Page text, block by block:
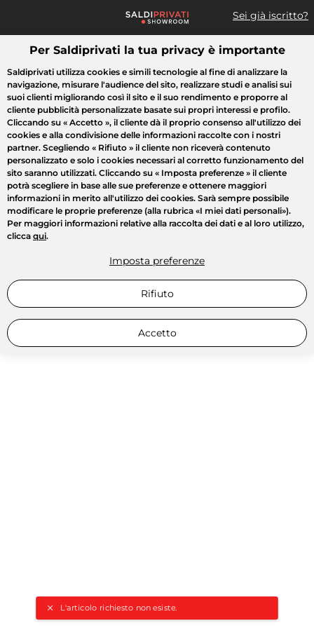
Sei già iscritto?
Cosa cerchi?
L'articolo richiesto non esiste.
Tutte le vendite Moda Casa Bellezza Elettrodomestici
Per Saldiprivati la tua privacy è importante
Saldiprivati utilizza cookies e simili tecnologie al fine di analizzare la
navigazione, misurare l'audience del sito, realizzare studi e analisi sui
suoi clienti migliorando così il sito e il suo rendimento e proporre al
cliente pubblicità personalizzate basate sui propri interessi e profilo.
Cliccando su « Accetto », il cliente dà il proprio consenso all'utilizzo dei
cookies e alla condivisione delle informazioni raccolte con i nostri
partner. Scegliendo « Rifiuto » il cliente non riceverà contenuto
personalizzato e solo i cookies necessari al corretto funzionamento del
sito saranno utilizzati. Cliccando su « Imposta preferenze » il cliente
potrà scegliere in base alle sue preferenze e ottenere maggiori
informazioni in merito all'utilizzo dei cookies. Sarà sempre possibile
modificare le proprie preferenze (alla rubrica «I miei dati personali»).
Per maggiori informazioni relative alla raccolta dei dati e al loro utilizzo,
clicca qui.
Imposta preferenze
Rifiuto
Accetto